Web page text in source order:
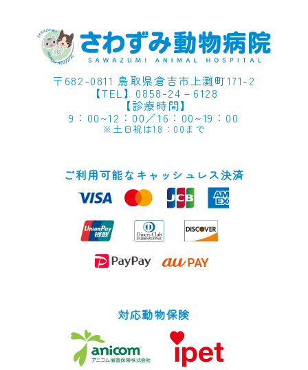
〒682-0811 鳥取県倉吉市上灘町171-2
【TEL】0858-24－6128
【診療時間】
9：00~12：00／16：00~19：00
※土日祝は18：00まで
ご利用可能なキャッシュレス決済
対応動物保険